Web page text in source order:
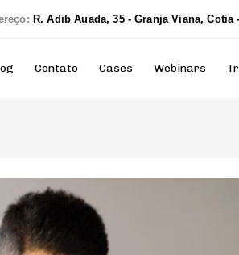
R. Adib Auada, 35 - Granja Viana, Cotia
Contato Cases Webinars